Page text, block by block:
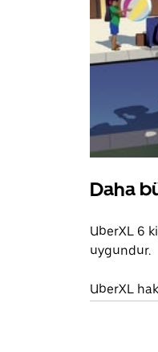
Daha
UberXL 6
uygundur.
UberXL